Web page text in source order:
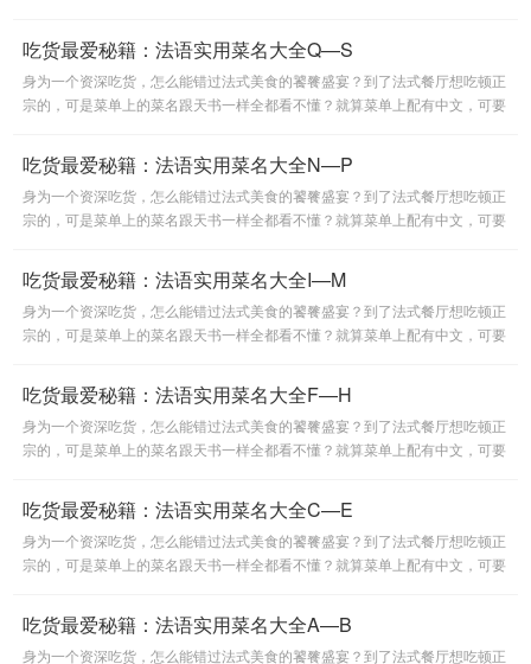
吃货最爱秘籍：法语实用菜名大全Q—S
身为一个资深吃货，怎么能错过法式美食的饕餮盛宴？到了法式餐厅想吃顿正
宗的，可是菜单上的菜名跟天书一样全都看不懂？就算菜单上配有中文，可要
吃货最爱秘籍：法语实用菜名大全N—P
身为一个资深吃货，怎么能错过法式美食的饕餮盛宴？到了法式餐厅想吃顿正
宗的，可是菜单上的菜名跟天书一样全都看不懂？就算菜单上配有中文，可要
吃货最爱秘籍：法语实用菜名大全I—M
身为一个资深吃货，怎么能错过法式美食的饕餮盛宴？到了法式餐厅想吃顿正
宗的，可是菜单上的菜名跟天书一样全都看不懂？就算菜单上配有中文，可要
吃货最爱秘籍：法语实用菜名大全F—H
身为一个资深吃货，怎么能错过法式美食的饕餮盛宴？到了法式餐厅想吃顿正
宗的，可是菜单上的菜名跟天书一样全都看不懂？就算菜单上配有中文，可要
吃货最爱秘籍：法语实用菜名大全C—E
身为一个资深吃货，怎么能错过法式美食的饕餮盛宴？到了法式餐厅想吃顿正
宗的，可是菜单上的菜名跟天书一样全都看不懂？就算菜单上配有中文，可要
吃货最爱秘籍：法语实用菜名大全A—B
身为一个资深吃货，怎么能错过法式美食的饕餮盛宴？到了法式餐厅想吃顿正